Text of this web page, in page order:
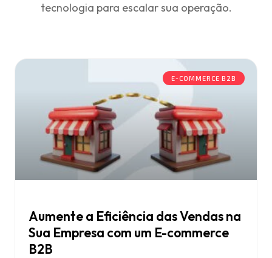
tecnologia para escalar sua operação.
E-COMMERCE B2B
Aumente a Eficiência das Vendas na
Sua Empresa com um E-commerce
B2B